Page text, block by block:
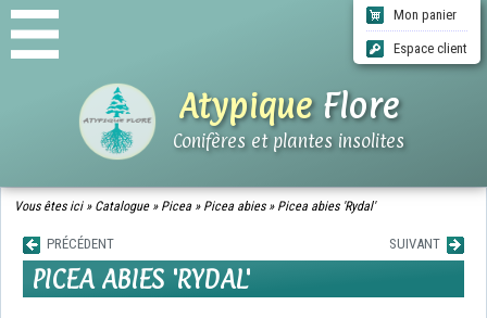
AtypiqueFlore
Conifères et plantes insolites
Mon panier
Espace client
ACCUEIL
INFOS LIVRAISONS
CGV
Vous êtes ici » Catalogue» Picea » Picea abies» Picea abies 'Rydal'
PRÉCÉDENT SUIVANT
PICEA ABIES 'RYDAL'